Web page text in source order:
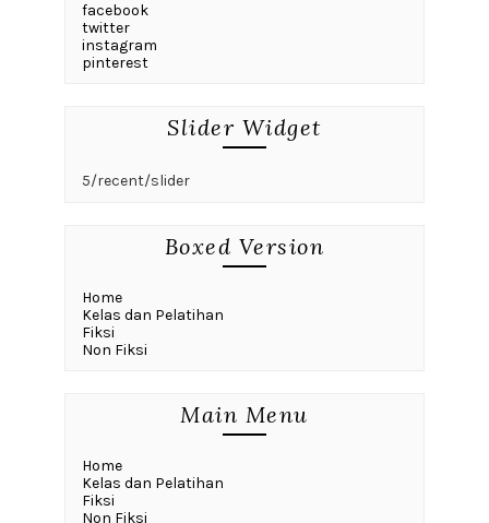
facebook
twitter
instagram
pinterest
Slider Widget
5/recent/slider
Boxed Version
Home
Kelas dan Pelatihan
Fiksi
Non Fiksi
Main Menu
Home
Kelas dan Pelatihan
Fiksi
Non Fiksi